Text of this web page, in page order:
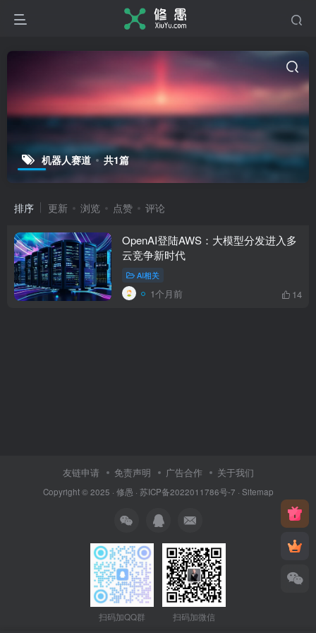
机器人赛道 共1篇
排序 更新 浏览 点赞 评论
OpenAI登陆AWS：大模型分发进入多
云竞争新时代
AI相关
1个月前 14
友链申请 免责声明 广告合作 关于我们
Copyright © 2025 · 修愚 · 苏ICP备2022011786号-7 · Sitemap
扫码加QQ群 扫码加微信